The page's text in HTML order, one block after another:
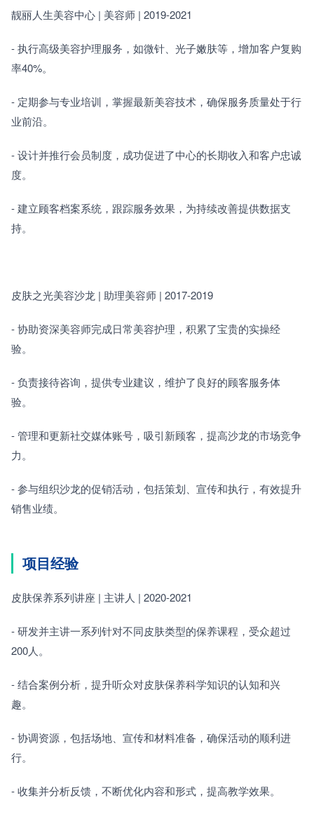
靓丽人生美容中心 | 美容师 | 2019-2021
- 执行高级美容护理服务，如微针、光子嫩肤等，增加客户复购
率40%。
- 定期参与专业培训，掌握最新美容技术，确保服务质量处于行
业前沿。
- 设计并推行会员制度，成功促进了中心的长期收入和客户忠诚
度。
- 建立顾客档案系统，跟踪服务效果，为持续改善提供数据支
持。
皮肤之光美容沙龙 | 助理美容师 | 2017-2019
- 协助资深美容师完成日常美容护理，积累了宝贵的实操经
验。
- 负责接待咨询，提供专业建议，维护了良好的顾客服务体
验。
- 管理和更新社交媒体账号，吸引新顾客，提高沙龙的市场竞争
力。
- 参与组织沙龙的促销活动，包括策划、宣传和执行，有效提升
销售业绩。
项目经验
皮肤保养系列讲座 | 主讲人 | 2020-2021
- 研发并主讲一系列针对不同皮肤类型的保养课程，受众超过
200人。
- 结合案例分析，提升听众对皮肤保养科学知识的认知和兴
趣。
- 协调资源，包括场地、宣传和材料准备，确保活动的顺利进
行。
- 收集并分析反馈，不断优化内容和形式，提高教学效果。